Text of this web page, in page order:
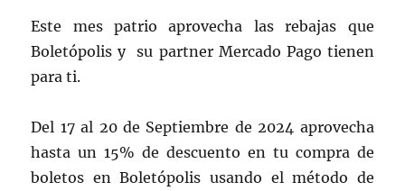
Este mes patrio aprovecha las rebajas que
Boletópolis y su partner Mercado Pago tienen
para ti.
Del 17 al 20 de Septiembre de 2024 aprovecha
hasta un 15% de descuento en tu compra de
boletos en Boletópolis usando el método de